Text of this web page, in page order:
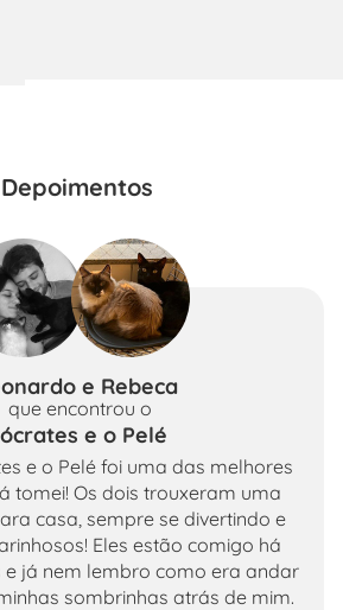
Depoimentos
e Rebeca
que encontrou o
e o Pelé
e o Pelé foi uma das melhores
tomei! Os dois trouxeram uma
casa, sempre se divertindo e
Eles estão comigo há
e já nem lembro como era andar
sombrinhas atrás de mim.